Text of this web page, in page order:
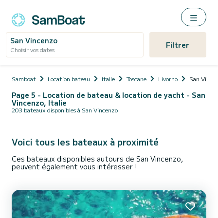
San Vincenzo
Choisir vos dates Filtrer
Samboat Location bateau Italie Toscane Livorno San
Page 5 - Location de bateau & location de yacht - San
Vincenzo, Italie
203 bateaux disponibles à San Vincenzo
Voici tous les bateaux à proximité
Ces bateaux disponibles autours de San Vincenzo,
peuvent également vous intéresser !